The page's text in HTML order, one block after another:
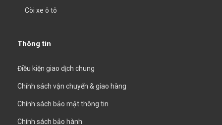
Còi xe ô tô
Thông tin
Điều kiện giao dịch chung
Chính sách vận chuyển & giao hàng
Chính sách bảo mật thông tin
Chính sách bảo hành